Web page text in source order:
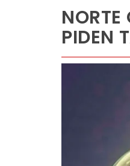
NORTE
PIDEN